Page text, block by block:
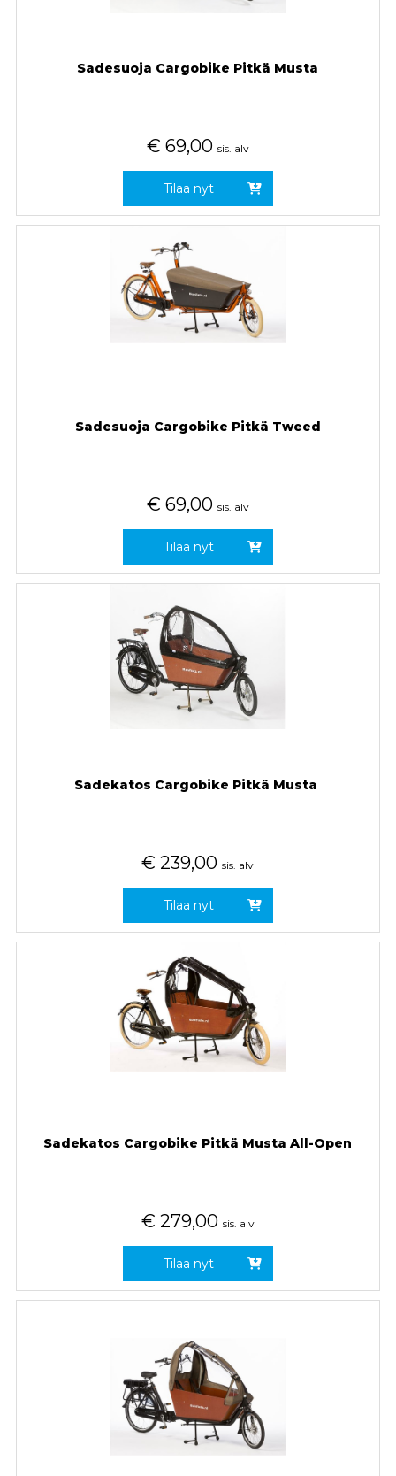
Sadesuoja Cargobike Pitkä Musta
€ 69,00 sis. alv
Tilaa nyt
Sadesuoja Cargobike Pitkä Tweed
€ 69,00 sis. alv
Tilaa nyt
Sadekatos Cargobike Pitkä Musta
€ 239,00 sis. alv
Tilaa nyt
Sadekatos Cargobike Pitkä Musta All-Open
€ 279,00 sis. alv
Tilaa nyt